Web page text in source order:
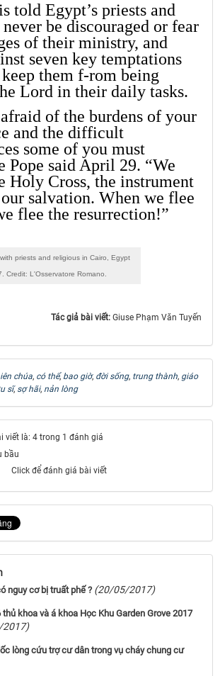
told Egypt’s priests and
be discouraged or fear
of their ministry, and
seven key temptations
them f-rom being
Lord in their daily tasks.
of the burdens of your
and the difficult
some of you must
Pope said April 29. “We
Holy Cross, the instrument
salvation. When we flee
flee the resurrection!”
priests and religious in Cairo, Egypt
Credit: L'Osservatore Romano.
Tác giả bài viết: Giuse Phạm Văn Tuyến
chúa, có thể, bao giờ, đời sống, trung thành, giáo
sĩ, sợ hãi, nản lòng
viết là: 4 trong 1 đánh giá
bầu
Click để đánh giá bài viết
nguy cơ bị truất phế ? (20/05/2017)
khoa và á khoa Học Khu Garden Grove 2017
lòng cứu trợ cư dân trong vụ cháy chung cư